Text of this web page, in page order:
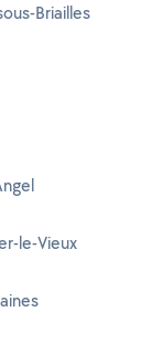
Briailles
le-Vieux